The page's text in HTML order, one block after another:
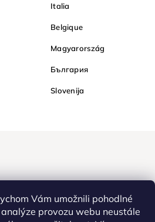
Vám umožnili pohodlné
provozu webu neustále
Italia
Belgique
Magyarország
България
Slovenija